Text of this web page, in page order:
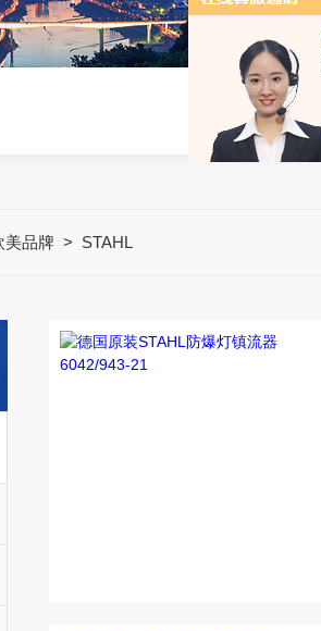
美品牌 > STAHL